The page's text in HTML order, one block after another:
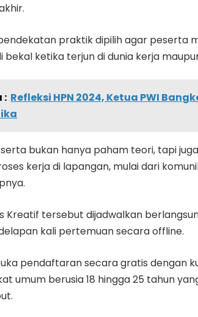
praktik dipilih agar peserta
bekal ketika terjun di dunia kerja
: Refleksi HPN 2024, Ketua PWI
bukan hanya paham teori, tapi
kerja di lapangan, mulai dari
Kreatif tersebut dijadwalkan
kali pertemuan secara offline.
pendaftaran secara gratis dengan
umum berusia 18 hingga 25 tahun